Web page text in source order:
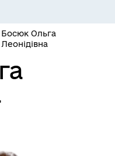
Босюк Ольга
Леонідівна